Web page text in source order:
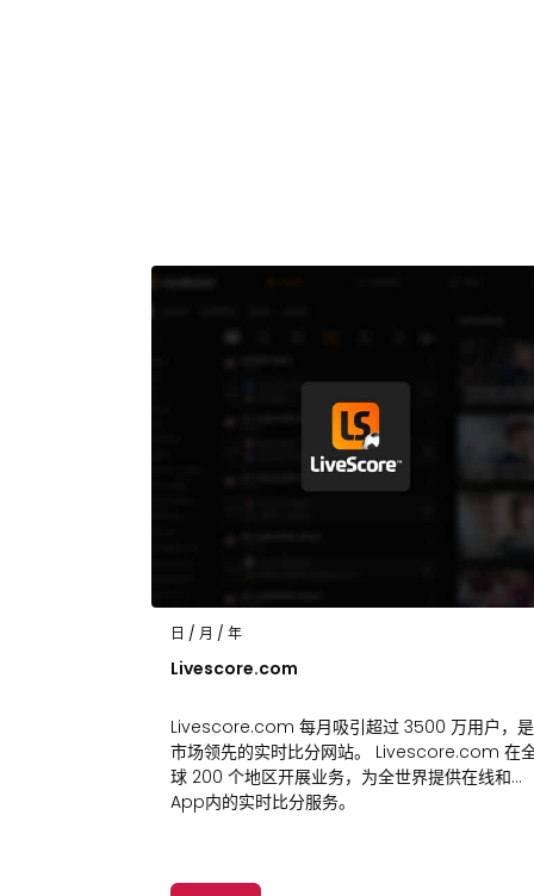
日 / 月 / 年
Livescore.com
Livescore.com 每月吸引超过 3500 万用户，是
市场领先的实时比分网站。 Livescore.com 在
球 200 个地区开展业务，为全世界提供在线和
App内的实时比分服务。